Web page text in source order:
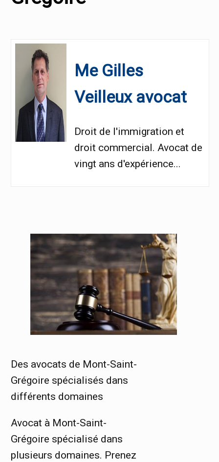
Me Gilles
Veilleux avocat
Droit de l'immigration et
droit commercial. Avocat de
vingt ans d'expérience...
Des avocats de Mont-Saint-
Grégoire spécialisés dans
différents domaines
Avocat à Mont-Saint-
Grégoire spécialisé dans
plusieurs domaines. Prenez